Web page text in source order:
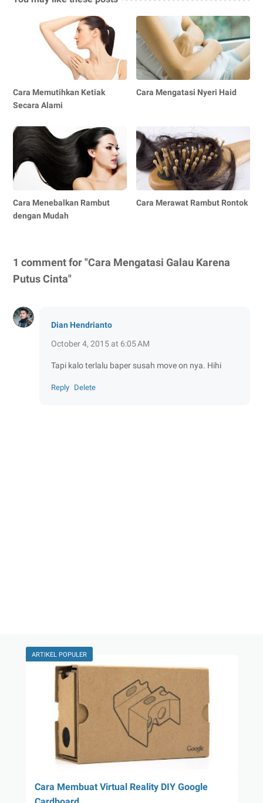
Cara Memutihkan Ketiak
Secara Alami
Cara Mengatasi Nyeri Haid
Cara Menebalkan Rambut
dengan Mudah
Cara Merawat Rambut Rontok
1 comment for "Cara Mengatasi Galau Karena
Putus Cinta"
Dian Hendrianto
October 4, 2015 at 6:05 AM
Tapi kalo terlalu baper susah move on nya. Hihi
Reply Delete
ARTIKEL POPULER
Cara Membuat Virtual Reality DIY Google